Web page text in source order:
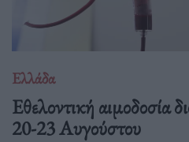
Ελλάδα
Eθελοντική αιμοδοσία
20-23 Αυγούστου